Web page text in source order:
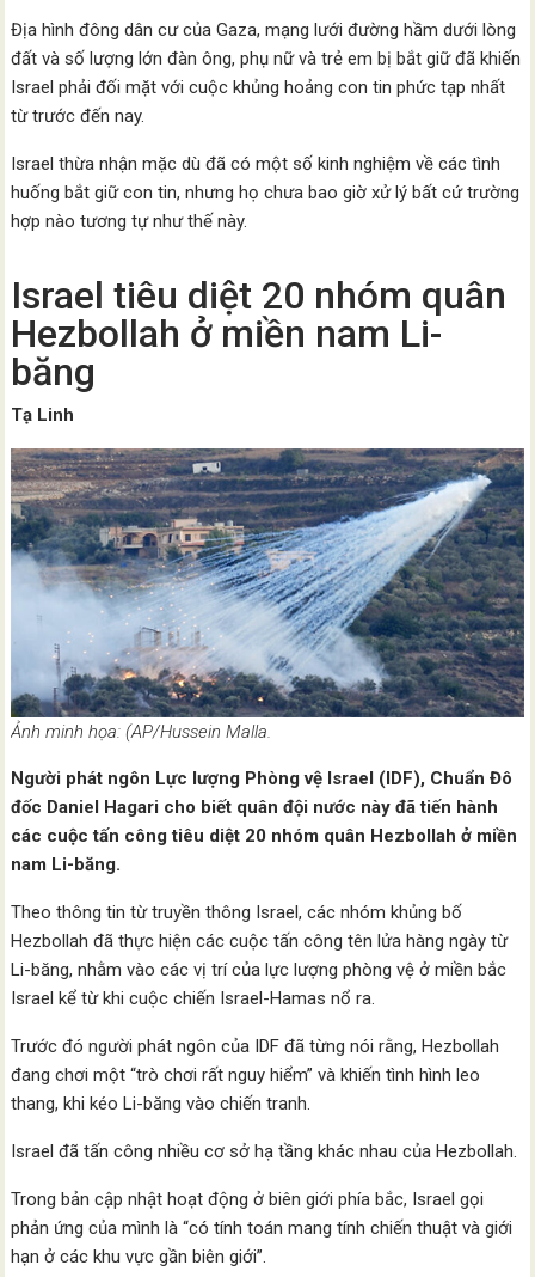
Địa hình đông dân cư của Gaza, mạng lưới đường hầm dưới lòng
đất và số lượng lớn đàn ông, phụ nữ và trẻ em bị bắt giữ đã khiến
Israel phải đối mặt với cuộc khủng hoảng con tin phức tạp nhất
từ trước đến nay.
Israel thừa nhận mặc dù đã có một số kinh nghiệm về các tình
huống bắt giữ con tin, nhưng họ chưa bao giờ xử lý bất cứ trường
hợp nào tương tự như thế này.
Israel tiêu diệt 20 nhóm quân
Hezbollah ở miền nam Li-
băng
Tạ Linh
Ảnh minh họa: (AP/Hussein Malla.
Người phát ngôn Lực lượng Phòng vệ Israel (IDF), Chuẩn Đô
đốc Daniel Hagari cho biết quân đội nước này đã tiến hành
các cuộc tấn công tiêu diệt 20 nhóm quân Hezbollah ở miền
nam Li-băng.
Theo thông tin từ truyền thông Israel, các nhóm khủng bố
Hezbollah đã thực hiện các cuộc tấn công tên lửa hàng ngày từ
Li-băng, nhằm vào các vị trí của lực lượng phòng vệ ở miền bắc
Israel kể từ khi cuộc chiến Israel-Hamas nổ ra.
Trước đó người phát ngôn của IDF đã từng nói rằng, Hezbollah
đang chơi một “trò chơi rất nguy hiểm” và khiến tình hình leo
thang, khi kéo Li-băng vào chiến tranh.
Israel đã tấn công nhiều cơ sở hạ tầng khác nhau của Hezbollah.
Trong bản cập nhật hoạt động ở biên giới phía bắc, Israel gọi
phản ứng của mình là “có tính toán mang tính chiến thuật và giới
hạn ở các khu vực gần biên giới”.